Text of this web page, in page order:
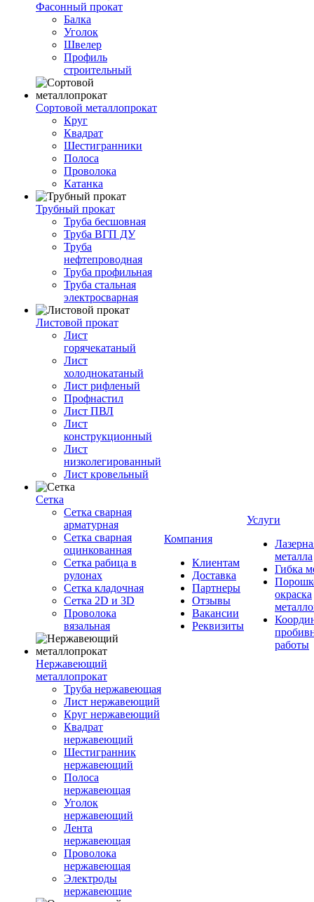
Фасонный прокат
Балка
Уголок
Швелер
Профиль
строительный
Сортовой металлопрокат
Круг
Квадрат
Шестигранники
Полоса
Проволока
Катанка
Трубный прокат
Труба бесшовная
Труба ВГП ДУ
Труба
нефтепроводная
Труба профильная
Труба стальная
электросварная
Листовой прокат
Лист
горячекатаный
Лист
холоднокатаный
Лист рифленый
Профнастил
Лист ПВЛ
Лист
конструкционный
Лист
низколегированный
Лист кровельный
Сетка
Сетка сварная
арматурная
Сетка сварная
оцинкованная
Сетка рабица в
рулонах
Сетка кладочная
Сетка 2D и 3D
Проволока
вязальная
Нержавеющий
металлопрокат
Труба нержавеющая
Лист нержавеющий
Круг нержавеющий
Квадрат
нержавеющий
Шестигранник
нержавеющий
Полоса
нержавеющая
Уголок
нержавеющий
Лента
нержавеющая
Проволока
нержавеющая
Электроды
нержавеющие
Компания
Клиентам
Доставка
Партнеры
Отзывы
Вакансии
Реквизиты
Услуги
металла
Гибка
окраска
работы